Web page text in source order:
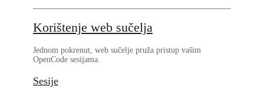
Korištenje web sučelja
Jednom pokrenut, web sučelje pruža pristup vašim
OpenCode sesijama.
Sesije